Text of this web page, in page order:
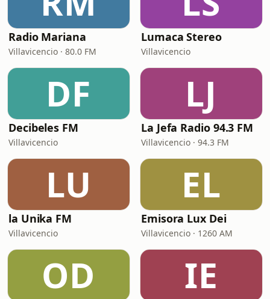
Radio Mariana
Villavicencio · 80.0 FM
Lumaca Stereo
Villavicencio
DF
Decibeles FM
Villavicencio
LJ
La Jefa Radio 94.3 FM
Villavicencio · 94.3 FM
LU
la Unika FM
Villavicencio
EL
Emisora Lux Dei
Villavicencio · 1260 AM
OD IE